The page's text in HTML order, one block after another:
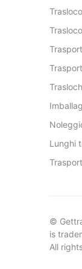
Lunghi
©
is
All